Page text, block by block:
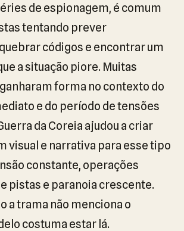
de espionagem, é comum
tentando prever
códigos e encontrar um
a situação piore. Muitas
forma no contexto do
e do período de tensões
da Coreia ajudou a criar
visual e narrativa para esse tipo
constante, operações
pistas e paranoia crescente.
a trama não menciona o
costuma estar lá.